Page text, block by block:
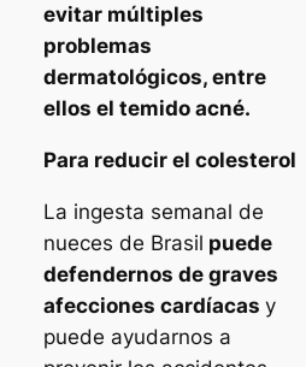
evitar múltiples
problemas
dermatológicos, entre
ellos el temido acné.
Para reducir el colesterol
La ingesta semanal de
nueces de Brasil puede
defendernos de graves
afecciones cardíacas y
puede ayudarnos a